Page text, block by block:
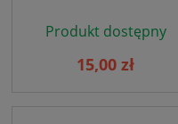
Produkt dostępny
15,00 zł